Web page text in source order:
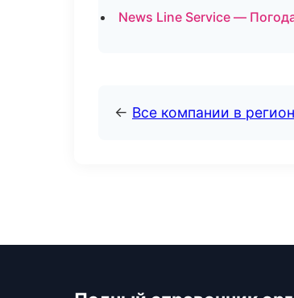
News Line Service —
← Все компании в